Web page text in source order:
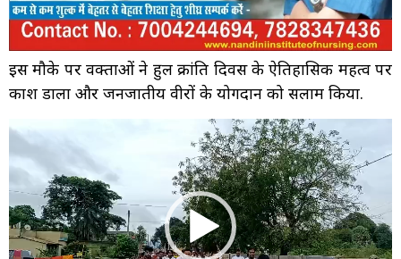
इस मौके पर वक्ताओं ने हुल क्रांति दिवस के ऐतिहासिक महत्व पर
प्रकाश डाला और जनजातीय वीरों के योगदान को सलाम किया.
Video
Player